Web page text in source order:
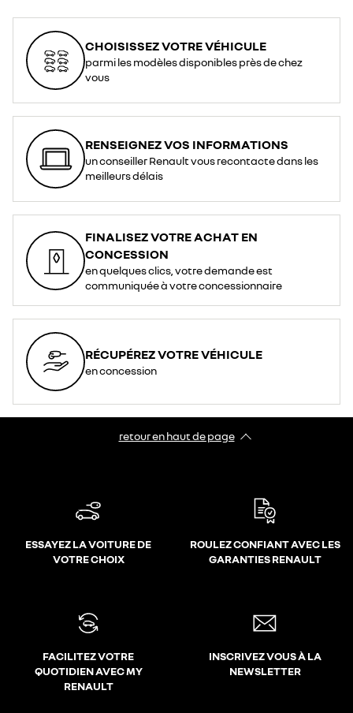
CHOISISSEZ VOTRE VÉHICULE
parmi les modèles disponibles près de chez
vous
RENSEIGNEZ VOS INFORMATIONS
un conseiller Renault vous recontacte dans les
meilleurs délais
FINALISEZ VOTRE ACHAT EN
CONCESSION
en quelques clics, votre demande est
communiquée à votre concessionnaire
RÉCUPÉREZ VOTRE VÉHICULE
en concession
retour en haut de page​
ESSAYEZ LA VOITURE DE
VOTRE CHOIX
ROULEZ CONFIANT AVEC LES
GARANTIES RENAULT
FACILITEZ VOTRE
QUOTIDIEN AVEC MY
RENAULT
INSCRIVEZ VOUS À LA
NEWSLETTER